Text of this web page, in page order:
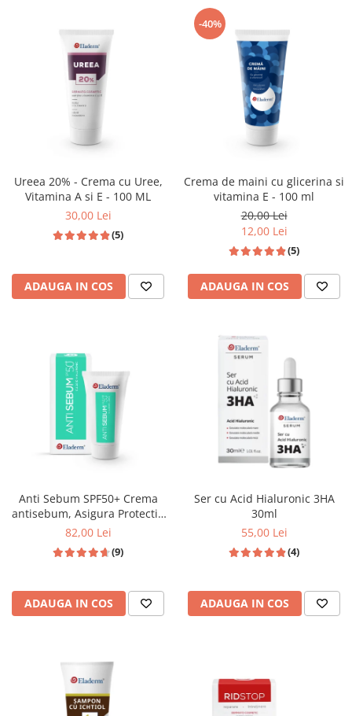
Ureea 20% - Crema cu Uree,
Vitamina A si E - 100 ML
30,00 Lei
(5)
ADAUGA IN COS
-40%
Crema de maini cu glicerina si
vitamina E - 100 ml
20,00 Lei
12,00 Lei
(5)
ADAUGA IN COS
Anti Sebum SPF50+ Crema
antisebum, Asigura Protectie
solara ridicata , 50 ML
82,00 Lei
(9)
ADAUGA IN COS
Ser cu Acid Hialuronic 3HA
30ml
55,00 Lei
(4)
ADAUGA IN COS